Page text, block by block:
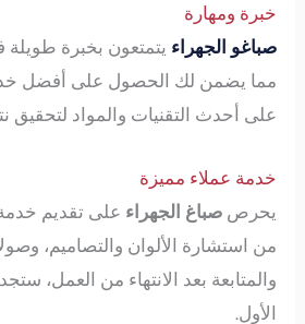
خبرة ومهارة
صباغو الجهراء يتمتعون بخبرة طويلة
مما يضمن لك الحصول على أفضل
على أحدث التقنيات والمواد لتحقيق
خدمة عملاء مميزة
يحرصصباغ الجهراء على تقديم خدمة
من استشارة الألوان والتصاميم،
والمتابعة بعد الانتهاء من العمل،
الأول.